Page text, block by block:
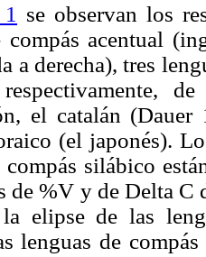
se observan los
compás acentual
a derecha), tres
el catalán
(el japonés).
compás silábico
de %V y de Delta C
elipse de las
lenguas de